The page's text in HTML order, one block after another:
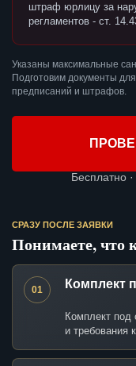
штраф юрлицу за
регламентов - ст.
Указаны максимальные
Подготовим документы
предписаний и штрафов.
Бесплатно
СРАЗУ ПОСЛЕ ЗАЯВКИ
Понимаете, что
01 Комплект
Комплект под
и требования